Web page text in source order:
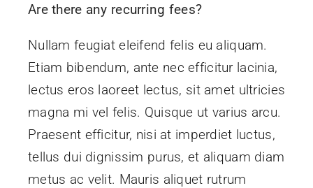
Are there any recurring fees?
Nullam feugiat eleifend felis eu aliquam.
Etiam bibendum, ante nec efficitur lacinia,
lectus eros laoreet lectus, sit amet ultricies
magna mi vel felis. Quisque ut varius arcu.
Praesent efficitur, nisi at imperdiet luctus,
tellus dui dignissim purus, et aliquam diam
metus ac velit. Mauris aliquet rutrum